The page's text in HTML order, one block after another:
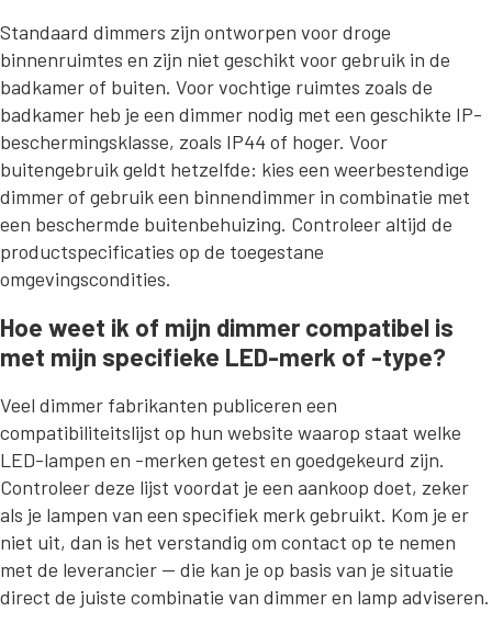
Standaard dimmers zijn ontworpen voor droge
binnenruimtes en zijn niet geschikt voor gebruik in de
badkamer of buiten. Voor vochtige ruimtes zoals de
badkamer heb je een dimmer nodig met een geschikte IP-
beschermingsklasse, zoals IP44 of hoger. Voor
buitengebruik geldt hetzelfde: kies een weerbestendige
dimmer of gebruik een binnendimmer in combinatie met
een beschermde buitenbehuizing. Controleer altijd de
productspecificaties op de toegestane
omgevingscondities.
Hoe weet ik of mijn dimmer compatibel is
met mijn specifieke LED-merk of -type?
Veel dimmer fabrikanten publiceren een
compatibiliteitslijst op hun website waarop staat welke
LED-lampen en -merken getest en goedgekeurd zijn.
Controleer deze lijst voordat je een aankoop doet, zeker
als je lampen van een specifiek merk gebruikt. Kom je er
niet uit, dan is het verstandig om contact op te nemen
met de leverancier — die kan je op basis van je situatie
direct de juiste combinatie van dimmer en lamp adviseren.